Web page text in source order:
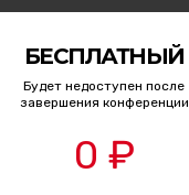
0 ₽
Будет недоступен после
завершения конференции
БЕСПЛАТНЫЙ